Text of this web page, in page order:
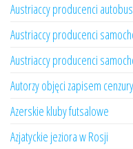
Austriaccy producenci
Austriaccy producenci
Austriaccy producenci
Autorzy objęci zapisem
Azerskie kluby futsalowe
Azjatyckie jeziora w Rosji